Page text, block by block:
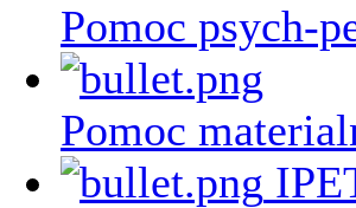
Pomoc psych-
Pomoc